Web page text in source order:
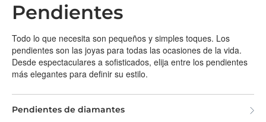
Pendientes
Todo lo que necesita son pequeños y simples toques. Los
pendientes son las joyas para todas las ocasiones de la vida.
Desde espectaculares a sofisticados, elija entre los pendientes
más elegantes para definir su estilo.
Pendientes de diamantes